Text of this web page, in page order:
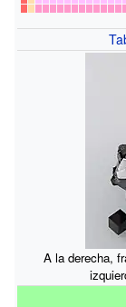
A la derecha,